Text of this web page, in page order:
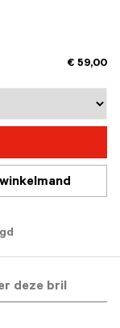
€ 59,00
deze bril